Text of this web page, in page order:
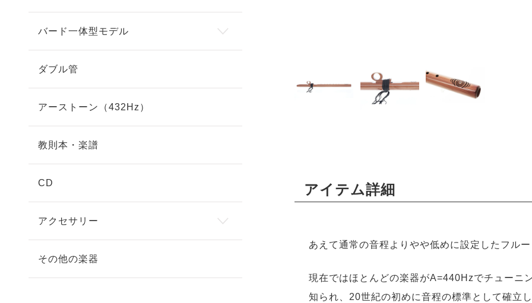
アイテム詳細
あえて通常の音程よりやや低めに設定したフル
現在ではほとんどの楽器がA=440Hzでチューニ
知られ、20世紀の初めに音程の標準として確立
バード一体型モデル
ダブル管
アーストーン（432Hz）
教則本・楽譜
CD
アクセサリー
その他の楽器